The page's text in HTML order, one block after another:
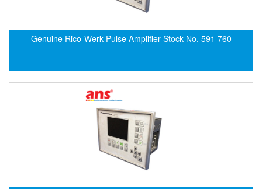
Elektrophysik Vietnam
ELMESS-Thermosystemtechnik
Genuine Rico-Werk Pulse Amplifier Stock-No. 591 760